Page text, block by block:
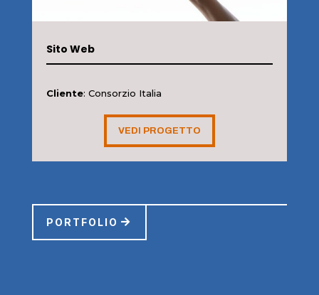
Sito Web
Cliente: Consorzio Italia
VEDI PROGETTO
PORTFOLIO